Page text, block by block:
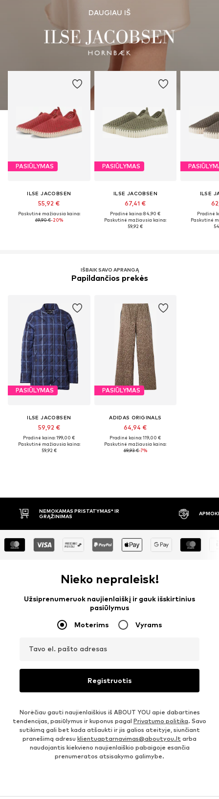
DAUGIAU IŠ
PASIŪLYMAS
ILSE JACOBSEN
55,92 €
Paskutinė mažiausia kaina:
69,90 €-20%
PASIŪLYMAS
ILSE JACOBSEN
67,41 €
Pradinė kaina: 84,90 €
Paskutinė mažiausia kaina:
59,92 €
ILSE
Pradinė
Paskutinė
IŠBAIK SAVO APRANGĄ
Papildančios prekės
PASIŪLYMAS
ILSE JACOBSEN
59,92 €
Pradinė kaina: 199,00 €
Paskutinė mažiausia kaina:
59,92 €
PASIŪLYMAS
ADIDAS ORIGINALS
64,94 €
Pradinė kaina: 119,00 €
Paskutinė mažiausia kaina:
69,93 €-7%
IR APMOKĖJIMAS PRISTAČIUS
Nieko nepraleisk!
Užsiprenumeruok naujienlaiškį ir gauk išskirtinius
pasiūlymus
Moterims Vyrams
Tavo el. pašto adresas
Registruotis
Norėčiau gauti naujienlaiškius iš ABOUT YOU apie dabartines
tendencijas, pasiūlymus ir kuponus pagal Privatumo politika. Savo
sutikimą gali bet kada atšaukti ir jis galios ateityje, siunčiant
pranešimą adresu klientuaptarnavimas@aboutyou.lt arba
naudojantis kiekvieno naujienlaiškio pabaigoje esančia
prenumeratos atsisakymo galimybe.